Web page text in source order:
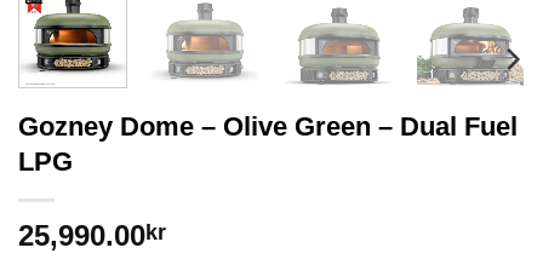
Gozney Dome – Olive Green – Dual Fuel
LPG
25,990.00kr